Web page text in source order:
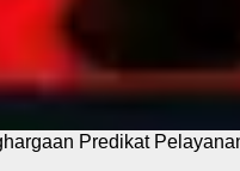
Predikat